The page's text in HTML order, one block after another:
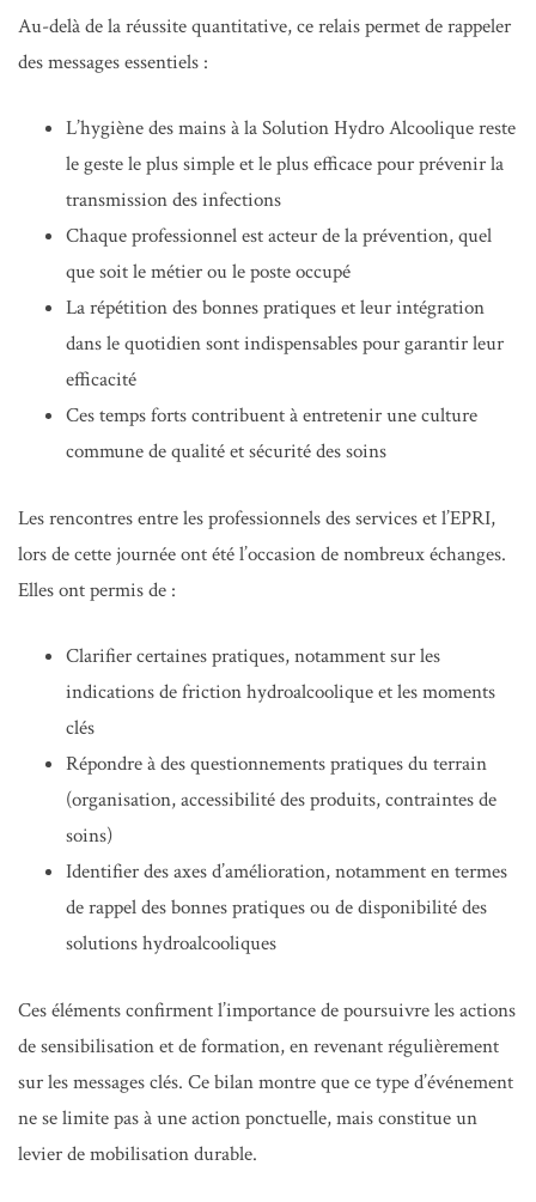
Au-delà de la réussite quantitative, ce relais permet de rappeler
des messages essentiels :
L’hygiène des mains à la Solution Hydro Alcoolique reste
le geste le plus simple et le plus efficace pour prévenir la
transmission des infections
Chaque professionnel est acteur de la prévention, quel
que soit le métier ou le poste occupé
La répétition des bonnes pratiques et leur intégration
dans le quotidien sont indispensables pour garantir leur
efficacité
Ces temps forts contribuent à entretenir une culture
commune de qualité et sécurité des soins
Les rencontres entre les professionnels des services et l’EPRI,
lors de cette journée ont été l’occasion de nombreux échanges.
Elles ont permis de :
Clarifier certaines pratiques, notamment sur les
indications de friction hydroalcoolique et les moments
clés
Répondre à des questionnements pratiques du terrain
(organisation, accessibilité des produits, contraintes de
soins)
Identifier des axes d’amélioration, notamment en termes
de rappel des bonnes pratiques ou de disponibilité des
solutions hydroalcooliques
Ces éléments confirment l’importance de poursuivre les actions
de sensibilisation et de formation, en revenant régulièrement
sur les messages clés. Ce bilan montre que ce type d’événement
ne se limite pas à une action ponctuelle, mais constitue un
levier de mobilisation durable.